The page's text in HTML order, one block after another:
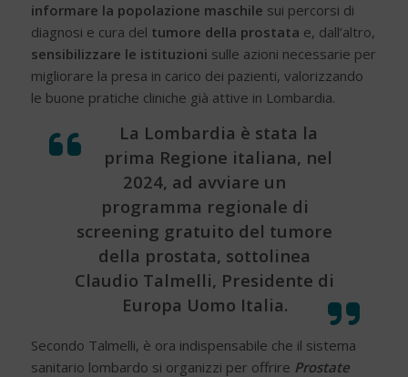
informare la popolazione maschile sui percorsi di
diagnosi e cura del tumore della prostata e, dall’altro,
sensibilizzare le istituzioni sulle azioni necessarie per
migliorare la presa in carico dei pazienti, valorizzando
le buone pratiche cliniche già attive in Lombardia.
La Lombardia è stata la
prima Regione italiana, nel
2024, ad avviare un
programma regionale di
screening gratuito del tumore
della prostata, sottolinea
Claudio Talmelli, Presidente di
Europa Uomo Italia.
Secondo Talmelli, è ora indispensabile che il sistema
sanitario lombardo si organizzi per offrire Prostate